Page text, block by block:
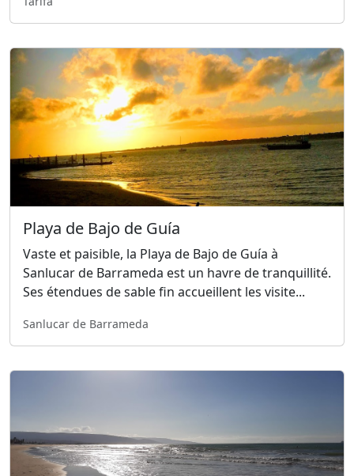
Playa de Bajo de Guía
Vaste et paisible, la Playa de Bajo de Guía à
Sanlucar de Barrameda est un havre de tranquillité.
Ses étendues de sable fin accueillent les visite...
Sanlucar de Barrameda